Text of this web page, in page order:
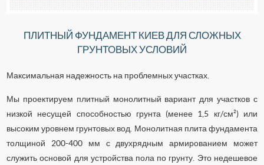
ПЛИТНЫЙ ФУНДАМЕНТ КИЕВ ДЛЯ СЛОЖНЫХ
ГРУНТОВЫХ УСЛОВИЙ
Максимальная надежность на проблемных участках.
Мы проектируем плитный монолитный вариант для участков с
низкой несущей способностью грунта (менее 1,5 кг/см²) или
высоким уровнем грунтовых вод. Монолитная плита фундамента
толщиной 200-400 мм с двухрядным армированием может
служить основой для устройства пола по грунту. Это недешевое